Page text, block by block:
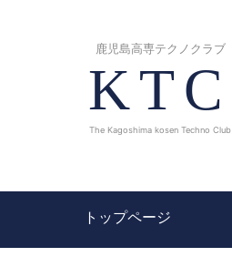
鹿児島高専テクノクラブ
KTC
The Kagoshima kosen Techno Club
トップページ